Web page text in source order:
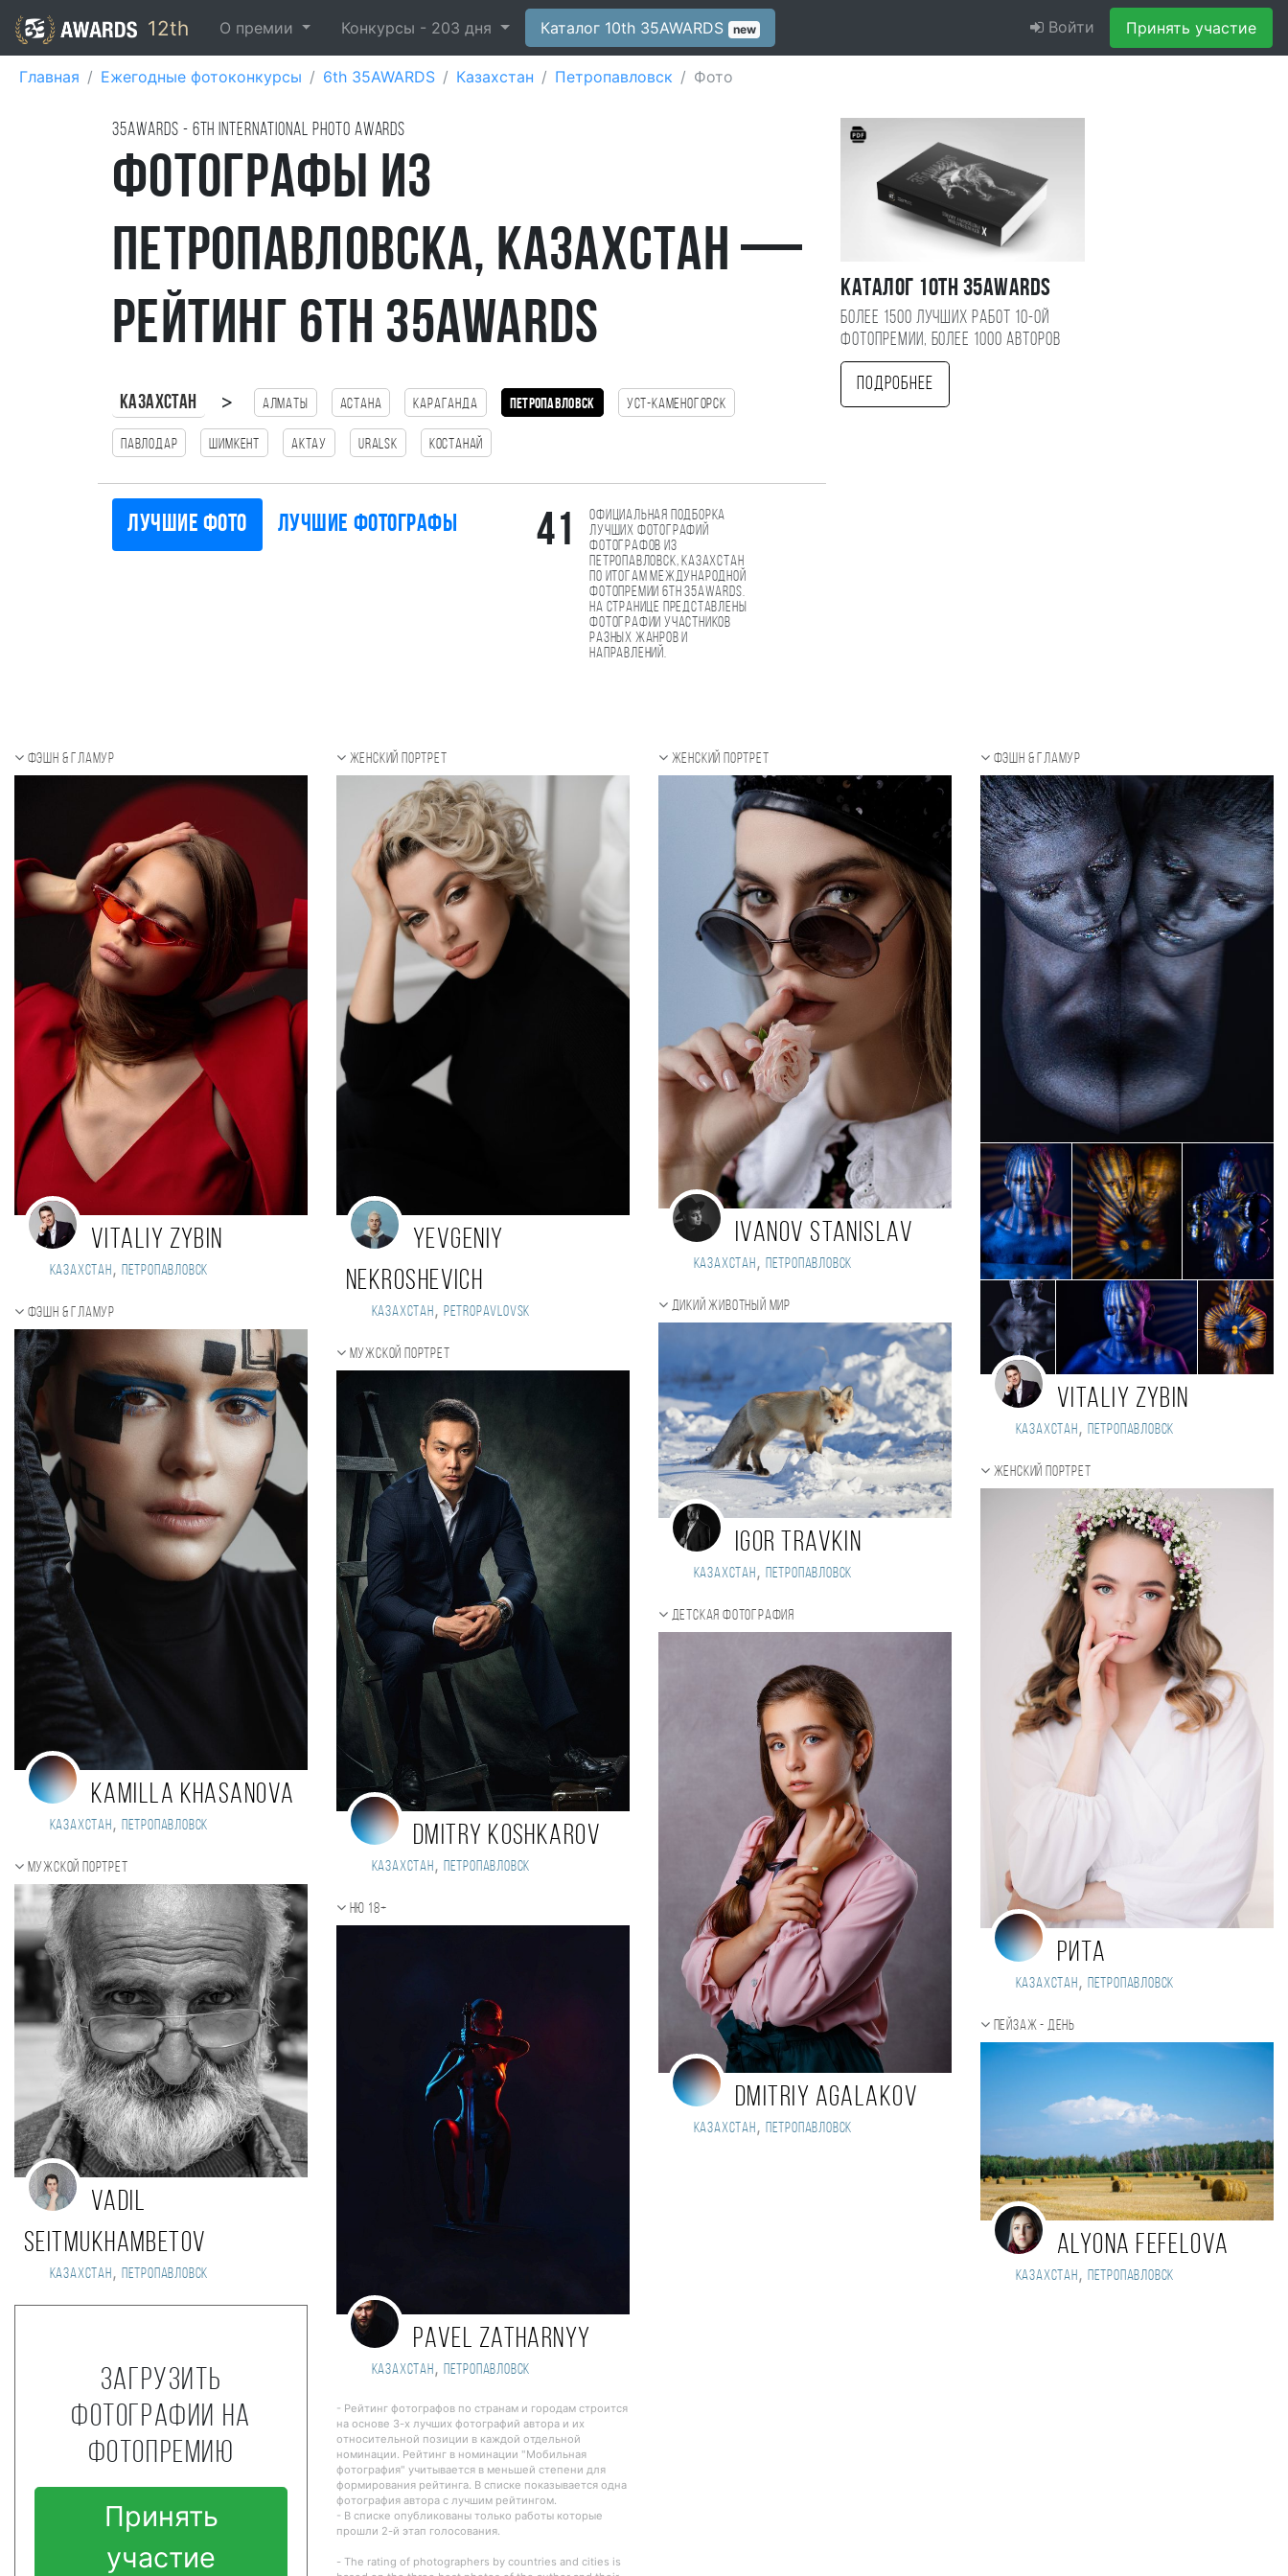
12th О премии Конкурсы - 203 дня Каталог 10th 35AWARDS new Войти Принять участие
Главная Ежегодные фотоконкурсы 6th 35AWARDS Казахстан Петропавловск Фото
35AWARDS - 6TH international photo awards
Фотографы из
Петропавловска, Казахстан —
рейтинг 6th 35AWARDS
Казахстан > Алматы Астана Караганда Петропавловск Уст-Каменогорск
Павлодар Шимкент Актау Uralsk Костанай
Лучшие фото Лучшие фотографы 41
Официальная подборка
лучших фотографий
фотографов из
Петропавловск, Казахстан
по итогам международной
фотопремии 6th 35AWARDS.
На странице представлены
фотографии участников
разных жанров и
направлений.
Каталог 10TH 35AWARDS
Более 1500 лучших работ 10-ой
фотопремии, более 1000 авторов
Подробнее
Фэшн & Гламур
Vitaliy Zybin
Казахстан, Петропавловск
Фэшн & Гламур
Kamilla Khasanova
Казахстан , Петропавловск
Мужской портрет
Vadil
Seitmukhambetov
Казахстан , Петропавловск
Загрузить
фотографии на
фотопремию
Принять
участие
Женский портрет
YEVGENIY
NEKROSHEVICH
Казахстан, PETROPAVLOVSK
Мужской портрет
Dmitry Koshkarov
Казахстан , Петропавловск
Ню 18+
Pavel Zatharnyy
Казахстан , Петропавловск
- Рейтинг фотографов по странам и городам строится
на основе 3-х лучших фотографий автора и их
относительной позиции в каждой отдельной
номинации. Рейтинг в номинации "Мобильная
фотография" учитывается в меньшей степени для
формирования рейтинга. В списке показывается одна
фотография автора с лучшим рейтингом.
- В списке опубликованы только работы которые
прошли 2-й этап голосования.
- The rating of photographers by countries and cities is
Женский портрет
Ivanov Stanislav
Казахстан, Петропавловск
Дикий животный мир
Igor Travkin
Казахстан, Петропавловск
Детская фотография
Dmitriy Agalakov
Казахстан , Петропавловск
Фэшн & Гламур
Vitaliy Zybin
Казахстан , Петропавловск
Женский портрет
Рита
Казахстан , Петропавловск
Пейзаж - день
Alyona Fefelova
Казахстан, Петропавловск